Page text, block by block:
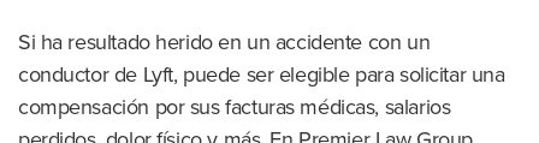
Si ha resultado herido en un accidente con un
conductor de Lyft, puede ser elegible para solicitar una
compensación por sus facturas médicas, salarios